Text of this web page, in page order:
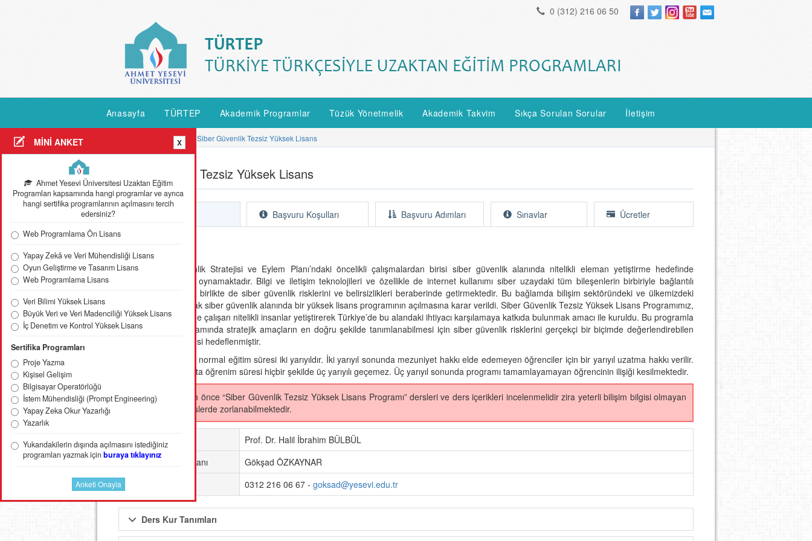
0 (312) 216 06 50
Anasayfa TÜRTEP Akademik Programlar Tüzük Yönetmelik Akademik Takvim Sıkça Sorulan Sorular İletişim
MİNİ ANKET X
Ahmet Yesevi Üniversitesi Uzaktan Eğitim
Programları kapsamında hangi programlar ve ayrıca
hangi sertifika programlarının açılmasını tercih
edersiniz?
Web Programlama Ön Lisans
Yapay Zekâ ve Veri Mühendisliği Lisans
Oyun Geliştirme ve Tasarım Lisans
Web Programlama Lisans
Veri Bilimi Yüksek Lisans
Büyük Veri ve Veri Madenciliği Yüksek Lisans
İç Denetim ve Kontrol Yüksek Lisans
Sertifika Programları
Proje Yazma
Kişisel Gelişim
Bilgisayar Operatörlüğü
İstem Mühendisliği (Prompt Engineering)
Yapay Zeka Okur Yazarlığı
Yazarlık
Yukarıdakilerin dışında açılmasını istediğiniz
programları yazmak için buraya tıklayınız
Programlar Siber Güvenlik Tezsiz Yüksek Lisans
Siber Güvenlik Tezsiz Yüksek Lisans
Başvuru Koşulları Başvuru Adımları Sınavlar Ücretler
Tanıtım
Ulusal Siber Güvenlik Stratejisi ve Eylem Planı’ndaki öncelikli çalışmalardan birisi siber güvenlik alanında nitelikli eleman yetiştirme hedefinde
üniversiteler kilit rol oynamaktadır. Bilgi ve iletişim teknolojileri ve özellikle de internet kullanımı siber uzaydaki tüm bileşenlerin birbiriyle bağlantılı
olmasını ve bununla birlikte de siber güvenlik risklerini ve belirsizlikleri beraberinde getirmektedir. Bu bağlamda bilişim sektöründeki ve ülkemizdeki
ihtiyaca yönelik olarak siber güvenlik alanında bir yüksek lisans programının açılmasına karar verildi. Siber Güvenlik Tezsiz Yüksek Lisans Programımız,
siber güvenlik üzerine çalışan nitelikli insanlar yetiştirerek Türkiye’de bu alandaki ihtiyacı karşılamaya katkıda bulunmak amacı ile kuruldu. Bu programla
Siber güvenlik kapsamında stratejik amaçların en doğru şekilde tanımlanabilmesi için siber güvenlik risklerini gerçekçi bir biçimde değerlendirebilen
uzmanlar yetiştirilmesi hedeflenmiştir.
Tezsiz yüksek lisans normal eğitim süresi iki yarıyıldır. İki yarıyıl sonunda mezuniyet hakkı elde edemeyen öğrenciler için bir yarıyıl uzatma hakkı verilir.
Tezsiz yüksek lisansta öğrenim süresi hiçbir şekilde üç yarıyılı geçemez. Üç yarıyıl sonunda programı tamamlayamayan öğrencinin ilişiği kesilmektedir.
Müracaat etmeden önce “Siber Güvenlik Tezsiz Yüksek Lisans Programı” dersleri ve ders içerikleri incelenmelidir zira yeterli bilişim bilgisi olmayan
öğrencilerimiz derslerde zorlanabilmektedir.
Bölüm Başkanı
Prof. Dr. Halil İbrahim BÜLBÜL
Eğitim Destek Uzmanı
Gökşad ÖZKAYNAR
0312 216 06 67 - goksad@yesevi.edu.tr
Ders Kur Tanımları